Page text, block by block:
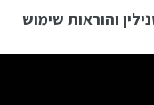
והוראות שימוש